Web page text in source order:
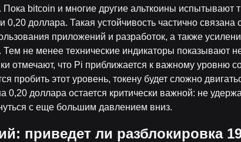
bitcoin и многие другие альткоины испытывают
0,20 доллара. Такая устойчивость частично связана
приложений и разработок, а также
Тем не менее технические индикаторы показывают
отмечают, что Pi приближается к важному уровню
пробить этот уровень, токену будет сложно
0,20 доллара остается критически важной: не
с еще большим давлением вниз.
приведет ли разблокировка